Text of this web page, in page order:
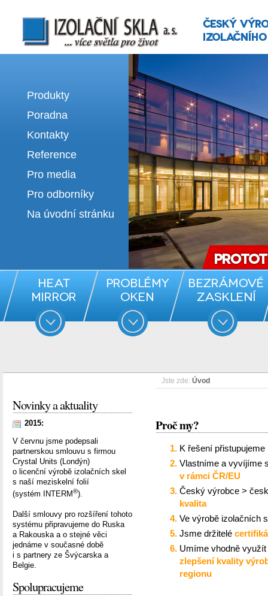
Izolační skla | výroba izolačních sklel
Produkty
Poradna
Kontakty
Reference
Pro media
Pro odborníky
Na úvodní stránku
Jste zde: Úvod
Proč my?
K řešení přistupujeme
Vlastníme a vyvíjíme
v rámci ČR/EU
Český výrobce >
kvalita
Ve výrobě izolačních
Jsme držitelé
Umíme vhodně
zlepšení kvality
regionu
Novinky a aktuality
2015:
V červnu jsme podepsali
partnerskou smlouvu s firmou
Crystal Units (Londýn)
o licenční výrobě izolačních skel
s naší meziskelní folií
(systém INTERM®).
Další smlouvy pro rozšíření tohoto
systému připravujeme do Ruska
a Rakouska a o stejné věci
jednáme v současné době
i s partnery ze Švýcarska a
Belgie.
Spolupracujeme